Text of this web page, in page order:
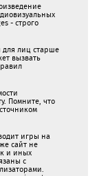
- строго
лиц старше
вызвать
Помните, что
игры на
сайт не
и иных
c